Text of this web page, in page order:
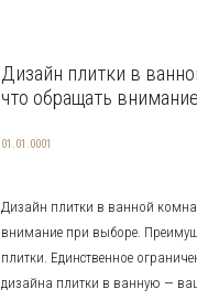
Дизайн плитки в
что обращать
01.01.0001
Дизайн плитки в ванной
внимание при выборе.
плитки. Единственное
дизайна плитки в ванную —